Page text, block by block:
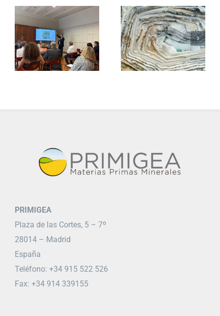
PRIMIGEA
Plaza de las Cortes, 5 – 7º
28014 – Madrid
España
Teléfono: +34 915 522 526
Fax: +34 914 339155